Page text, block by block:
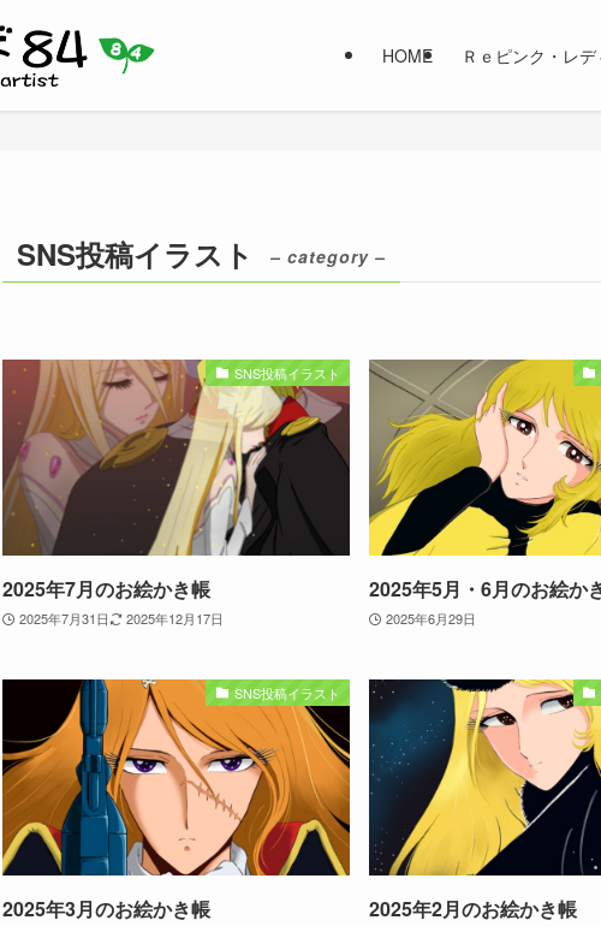
HOME Ｒｅピンク・レデ
SNS投稿イラスト – category –
SNS投稿イラスト
2025年7月のお絵かき帳
2025年7月31日 2025年12月17日
2025年5月・6月のお絵か
2025年6月29日
SNS投稿イラスト
2025年3月のお絵かき帳 2025年2月のお絵かき帳